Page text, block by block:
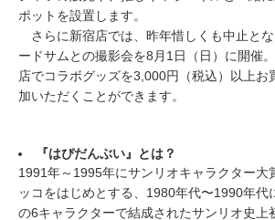
ポットを設置します。
さらに新宿店では、昨年惜しくも中止と
ードサムとの撮影会を8月1日（日）に開催
店でコラボグッズを3,000円（税込）以上お
加いただくことができます。
『はぴだんぶい』とは？
1991年～1995年にサンリオキャラクター大
ッコをはじめとする、1980年代〜1990年代
の6キャラクターで結成されたサンリオ史上